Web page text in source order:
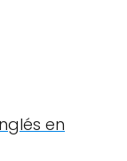
en